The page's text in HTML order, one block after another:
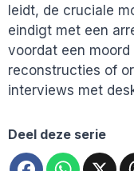
leidt, de cruciale
eindigt met een
voordat een
reconstructies of
interviews met
Deel deze serie
Facebook
X